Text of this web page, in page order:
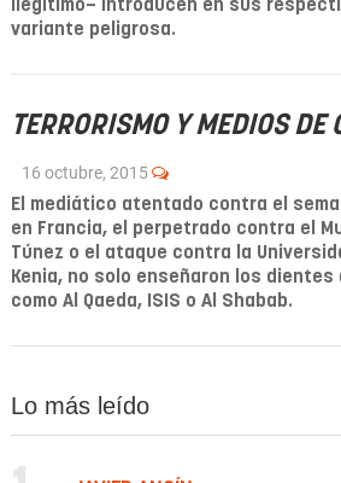
ilegítimo– introducen en sus
variante peligrosa.
TERRORISMO Y MEDIOS DE
16 octubre, 2015
El mediático atentado contra el
en Francia, el perpetrado contra el
Túnez o el ataque contra la
Kenia, no solo enseñaron los
como Al Qaeda, ISIS o Al Shabab.
Lo más leído